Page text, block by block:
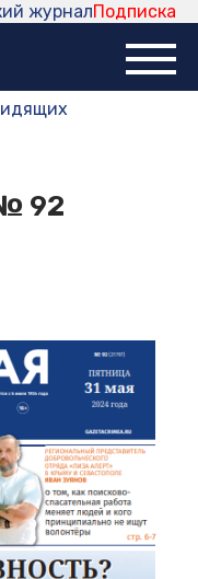
Подписка
журнал
92